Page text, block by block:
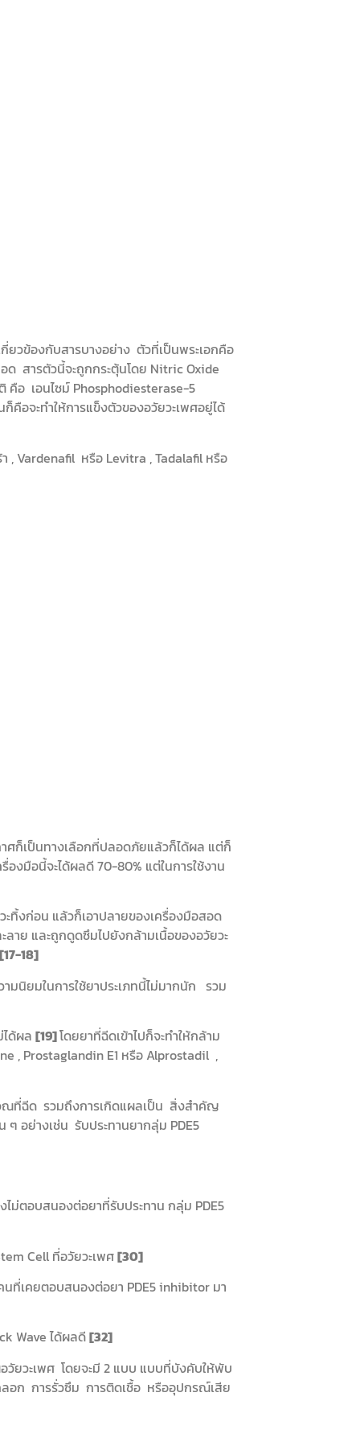
กี่ยวข้องกับสารบางอย่าง ตัวที่เป็นพระเอกคือ
ด สารตัวนี้จะถูกกระตุ้นโดย Nitric Oxide
คือ เอนไซม์ Phosphodiesterase-5
คือจะทำให้การแข็งตัวของอวัยวะเพศอยู่ได้
, Vardenafil หรือ Levitra , Tadalafil หรือ
ก็เป็นทางเลือกที่ปลอดภัยแล้วก็ได้ผล แต่ก็
องมือนี้จะได้ผลดี 70-80% แต่ในการใช้งาน
ทิ้งก่อน แล้วก็เอาปลายของเครื่องมือสอด
ลาย และถูกดูดซึมไปยังกล้ามเนื้อของอวัยวะ
[17-18]
มนิยมในการใช้ยาประเภทนี้ไม่มากนัก รวม
ด้ผล [19]โดยยาที่ฉีดเข้าไปก็จะทำให้กล้าม
, Prostaglandin E1 หรือ Alprostadil ,
ณที่ฉีด รวมถึงการเกิดแผลเป็น สิ่งสำคัญ
อย่างเช่น รับประทานยากลุ่ม PDE5
ม่ตอบสนองต่อยาที่รับประทาน กลุ่ม PDE5
Cell ที่อวัยวะเพศ[30]
นที่เคยตอบสนองต่อยา PDE5 inhibitor มา
Wave ได้ผลดี[32]
วัยวะเพศ โดยจะมี 2 แบบ แบบที่บังคับให้พับ
อก การรั่วซึม การติดเชื้อ หรืออุปกรณ์เสีย